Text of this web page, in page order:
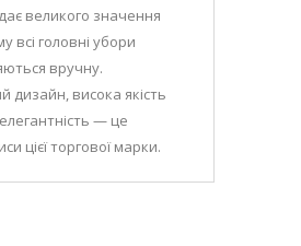
великого значення
всі головні убори
вручну.
дизайн, висока якість
— це
цієї торгової марки.